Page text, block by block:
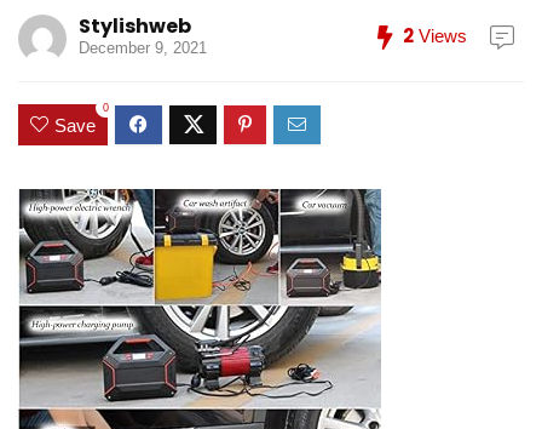
Stylishweb
December 9, 2021 2 Views
Save
0